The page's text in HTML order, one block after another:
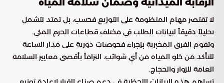
الرقابة الميدانية وضمان سلامة المياه
لا تقتصر مهام المنظومة على التوزيع فحسب، بل تمتد لتشمل
تحليلاً دقيقاً لبيانات الطلب في مختلف قطاعات الحرم المكي.
وتقوم الفرق المخبرية بإجراء فحوصات دورية على مدار الساعة
للتأكد من خلو المياه من أي شوائب، التزاماً بأقصى معايير السلامة
العامة للزوار والحجاج.